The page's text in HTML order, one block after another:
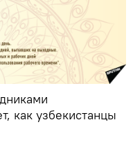
как узбекистанцы